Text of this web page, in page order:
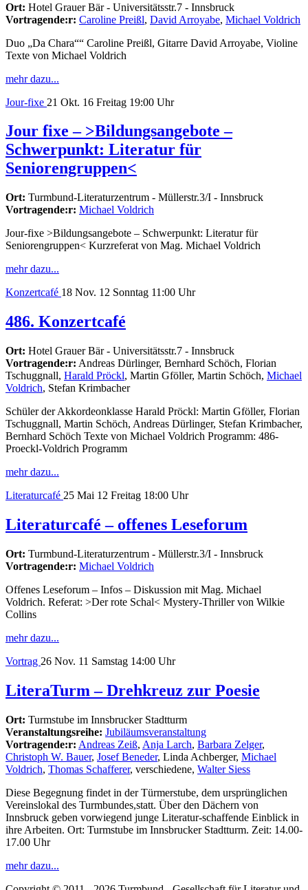
Ort: Hotel Grauer Bär - Universitätsstr.7 - Innsbruck
Vortragende:r: Caroline Preißl, David Arroyabe, Michael Voldrich
Duo „Da Chara““ Caroline Preißl, Gitarre David Arroyabe, Violine
Texte von Michael Voldrich
mehr dazu...
Jour-fixe 21 Okt. 16 Freitag 19:00 Uhr
Jour fixe – >Bildungsangebote –
Schwerpunkt: Literatur für
Seniorengruppen<
Ort: Turmbund-Literaturzentrum - Müllerstr.3/I - Innsbruck
Vortragende:r: Michael Voldrich
Jour-fixe >Bildungsangebote – Schwerpunkt: Literatur für
Seniorengruppen< Kurzreferat von Mag. Michael Voldrich
mehr dazu...
Konzertcafé 18 Nov. 12 Sonntag 11:00 Uhr
486. Konzertcafé
Ort: Hotel Grauer Bär - Universitätsstr.7 - Innsbruck
Vortragende:r: Andreas Dürlinger, Bernhard Schöch, Florian
Tschuggnall, Harald Pröckl, Martin Gföller, Martin Schöch, Michael
Voldrich, Stefan Krimbacher
Schüler der Akkordeonklasse Harald Pröckl: Martin Gföller, Florian
Tschuggnall, Martin Schöch, Andreas Dürlinger, Stefan Krimbacher,
Bernhard Schöch Texte von Michael Voldrich Programm: 486-
Proeckl-Voldrich Programm
mehr dazu...
Literaturcafé 25 Mai 12 Freitag 18:00 Uhr
Literaturcafé – offenes Leseforum
Ort: Turmbund-Literaturzentrum - Müllerstr.3/I - Innsbruck
Vortragende:r: Michael Voldrich
Offenes Leseforum – Infos – Diskussion mit Mag. Michael
Voldrich. Referat: >Der rote Schal< Mystery-Thriller von Wilkie
Collins
mehr dazu...
Vortrag 26 Nov. 11 Samstag 14:00 Uhr
LiteraTurm – Drehkreuz zur Poesie
Ort: Turmstube im Innsbrucker Stadtturm
Veranstaltungsreihe: Jubiläumsveranstaltung
Vortragende:r: Andreas Zeiß, Anja Larch, Barbara Zelger,
Christoph W. Bauer, Josef Beneder, Linda Achberger, Michael
Voldrich, Thomas Schafferer, verschiedene, Walter Siess
Diese Begegnung findet in der Türmerstube, dem ursprünglichen
Vereinslokal des Turmbundes,statt. Über den Dächern von
Innsbruck geben vorwiegend junge Literatur-schaffende Einblick in
ihre Arbeiten. Ort: Turmstube im Innsbrucker Stadtturm. Zeit: 14.00-
17.00 Uhr
mehr dazu...